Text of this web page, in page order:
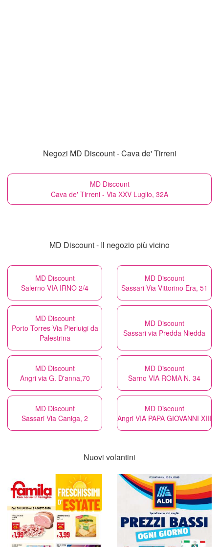
Negozi MD Discount - Cava de' Tirreni
MD Discount
Cava de' Tirreni - Via XXV Luglio, 32A
MD Discount - Il negozio più vicino
MD Discount
Salerno VIA IRNO 2/4
MD Discount
Sassari Via Vittorino Era, 51
MD Discount
Porto Torres Via Pierluigi da
Palestrina
MD Discount
Sassari via Predda Niedda
MD Discount
Angri via G. D'anna,70
MD Discount
Sarno VIA ROMA N. 34
MD Discount
Sassari Via Caniga, 2
MD Discount
Angri VIA PAPA GIOVANNI XIII
Nuovi volantini